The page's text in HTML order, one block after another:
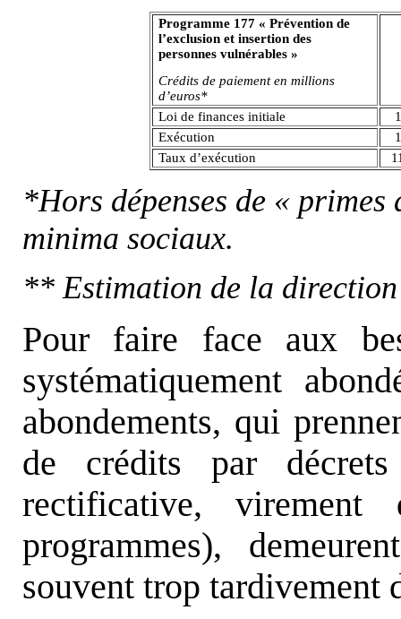
Programme 177 « Prévention de
l’exclusion et insertion des
personnes vulnérables »
Crédits de paiement en millions
d’euros*
Loi de finances initiale
Exécution
Taux d’exécution
*Hors dépenses de «
minima sociaux.
** Estimation de la
Pour faire face aux
systématiquement
abondements, qui
de crédits par
rectificative, virement
programmes),
souvent trop tardivement